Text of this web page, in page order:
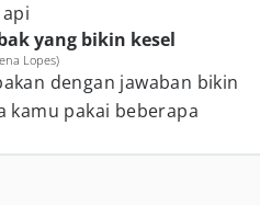
yang bikin kesel
Lopes)
dengan jawaban bikin
kamu pakai beberapa